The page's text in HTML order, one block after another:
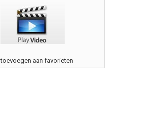
toevoegen aan favorieten